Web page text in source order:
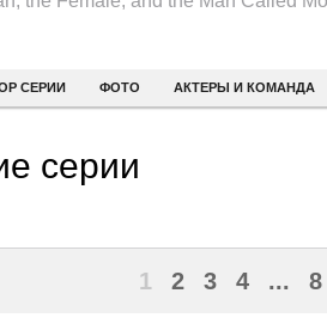
СЕРИИ ФОТО АКТЕРЫ И КОМАНДА
серии
1 2 3 4 ... 8